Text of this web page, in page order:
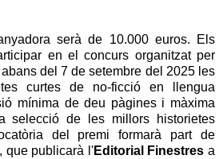
serà de 10.000 euros. Els
en el concurs organitzat per
abans del 7 de setembre del 2025 les
curtes de no-ficció en llengua
mínima de deu pàgines i màxima
selecció de les millors historietes
del premi formarà part de
, que publicarà l'Editorial Finestres a